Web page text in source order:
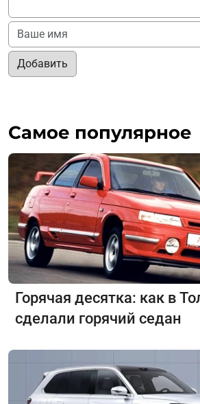
Добавить
Самое популярное
Горячая десятка: как в
сделали горячий седан